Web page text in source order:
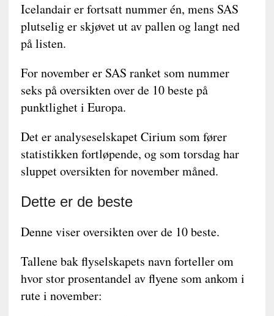
Icelandair er fortsatt nummer én, mens SAS
plutselig er skjøvet ut av pallen og langt ned
på listen.
For november er SAS ranket som nummer
seks på oversikten over de 10 beste på
punktlighet i Europa.
Det er analyseselskapet Cirium som fører
statistikken fortløpende, og som torsdag har
sluppet oversikten for november måned.
Dette er de beste
Denne viser oversikten over de 10 beste.
Tallene bak flyselskapets navn forteller om
hvor stor prosentandel av flyene som ankom i
rute i november: